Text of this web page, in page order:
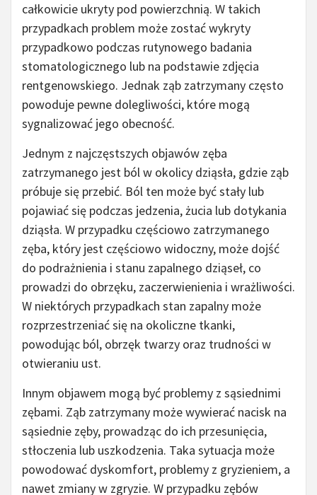
całkowicie ukryty pod powierzchnią. W takich
przypadkach problem może zostać wykryty
przypadkowo podczas rutynowego badania
stomatologicznego lub na podstawie zdjęcia
rentgenowskiego. Jednak ząb zatrzymany często
powoduje pewne dolegliwości, które mogą
sygnalizować jego obecność.
Jednym z najczęstszych objawów zęba
zatrzymanego jest ból w okolicy dziąsła, gdzie ząb
próbuje się przebić. Ból ten może być stały lub
pojawiać się podczas jedzenia, żucia lub dotykania
dziąsła. W przypadku częściowo zatrzymanego
zęba, który jest częściowo widoczny, może dojść
do podrażnienia i stanu zapalnego dziąseł, co
prowadzi do obrzęku, zaczerwienienia i wrażliwości.
W niektórych przypadkach stan zapalny może
rozprzestrzeniać się na okoliczne tkanki,
powodując ból, obrzęk twarzy oraz trudności w
otwieraniu ust.
Innym objawem mogą być problemy z sąsiednimi
zębami. Ząb zatrzymany może wywierać nacisk na
sąsiednie zęby, prowadząc do ich przesunięcia,
stłoczenia lub uszkodzenia. Taka sytuacja może
powodować dyskomfort, problemy z gryzieniem, a
nawet zmiany w zgryzie. W przypadku zębów